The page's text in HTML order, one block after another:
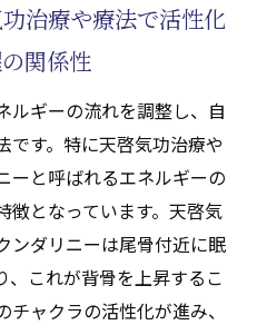
治療や療法で活性化
関係性
ルギーの流れを調整し、自
です。特に天啓気功治療や
ーと呼ばれるエネルギーの
徴となっています。天啓気
ンダリニーは尾骨付近に眠
、これが背骨を上昇するこ
ャクラの活性化が進み、